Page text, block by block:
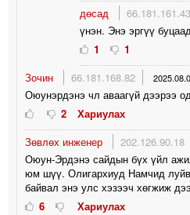
дөсад
66.181.161.43
үнэн. Энэ эргүү
1
1
Зочин
66.181.168.82
Оюунэрдэнэ чл аваагүй дээрээ
2
Хариулах
Зөвлөх инженер
202.126.90.18
Оюун-Эрдэнэ сайдын бүх үйл
юм шүү. Олигархиуд Намчид
байвал энэ улс хэзээч хөгжиж
6
Хариулах